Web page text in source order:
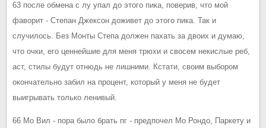
63 после обмена с лу упал до этого пика, поверив, что мой
фаворит - Степан Джексон доживет до этого пика. Так и
случилось. Без Монты Степа должен пахать за двоих и думаю,
что очки, его ценнейшие для меня трюхи и свосем некислые реб,
аст, стилы будут отнюдь не лишними. Кстати, своим выбором
окончательно забил на процент, который у меня не будет
выигрывать только ленивый.
66 Мо Вил - пора было брать пг - предпочел Мо Рондо, Паркету и